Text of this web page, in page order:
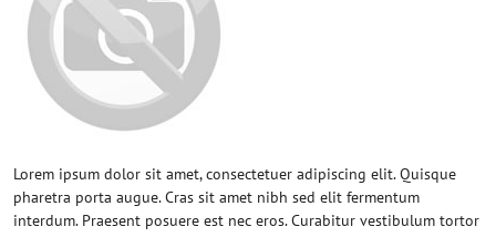
Lorem ipsum dolor sit amet, consectetuer adipiscing elit. Quisque
pharetra porta augue. Cras sit amet nibh sed elit fermentum
interdum. Praesent posuere est nec eros. Curabitur vestibulum tortor